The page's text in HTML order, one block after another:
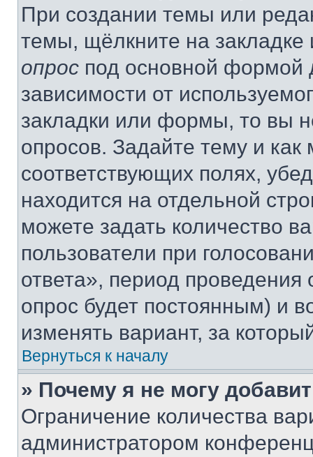
При создании темы или
темы, щёлкните на
опрос под основной формой
зависимости от
закладки или формы, то вы
опросов. Задайте тему и
соответствующих полях,
находится на отдельной
можете задать количество
пользователи при
ответа», период проведения
опрос будет постоянным) и
изменять вариант, за
Вернуться к началу
» Почему я не могу
Ограничение количества
администратором